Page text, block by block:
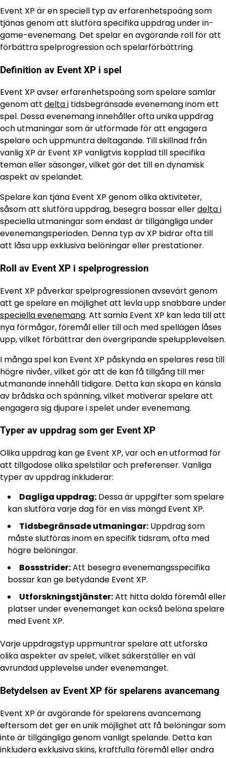
Event XP är en speciell typ av erfarenhetspoäng som
tjänas genom att slutföra specifika uppdrag under in-
game-evenemang. Det spelar en avgörande roll för att
förbättra spelprogression och spelarförbättring.
Definition av Event XP i spel
Event XP avser erfarenhetspoäng som spelare samlar
genom att delta i tidsbegränsade evenemang inom ett
spel. Dessa evenemang innehåller ofta unika uppdrag
och utmaningar som är utformade för att engagera
spelare och uppmuntra deltagande. Till skillnad från
vanlig XP är Event XP vanligtvis kopplad till specifika
teman eller säsonger, vilket gör det till en dynamisk
aspekt av spelandet.
Spelare kan tjäna Event XP genom olika aktiviteter,
såsom att slutföra uppdrag, besegra bossar ellerdelta i
speciella utmaningar som endast är tillgängliga under
evenemangsperioden. Denna typ av XP bidrar ofta till
att låsa upp exklusiva belöningar eller prestationer.
Roll av Event XP i spelprogression
Event XP påverkar spelprogressionen avsevärt genom
att ge spelare en möjlighet att levla upp snabbare under
speciella evenemang. Att samla Event XP kan leda till att
nya förmågor, föremål eller till och med spellägen låses
upp, vilket förbättrar den övergripande spelupplevelsen.
I många spel kan Event XP påskynda en spelares resa till
högre nivåer, vilket gör att de kan få tillgång till mer
utmanande innehåll tidigare. Detta kan skapa en känsla
av brådska och spänning, vilket motiverar spelare att
engagera sig djupare i spelet under evenemang.
Typer av uppdrag som ger Event XP
Olika uppdrag kan ge Event XP, var och en utformad för
att tillgodose olika spelstilar och preferenser. Vanliga
typer av uppdrag inkluderar:
Dagliga uppdrag: Dessa är uppgifter som spelare
kan slutföra varje dag för en viss mängd Event XP.
Tidsbegränsade utmaningar: Uppdrag som
måste slutföras inom en specifik tidsram, ofta med
högre belöningar.
Bossstrider:Att besegra evenemangsspecifika
bossar kan ge betydande Event XP.
Utforskningstjänster:Att hitta dolda föremål eller
platser under evenemanget kan också belöna spelare
med Event XP.
Varje uppdragstyp uppmuntrar spelare att utforska
olika aspekter av spelet, vilket säkerställer en väl
avrundad upplevelse under evenemanget.
Betydelsen av Event XP för spelarens avancemang
Event XP är avgörande för spelarens avancemang
eftersom det ger en unik möjlighet att få belöningar som
inte är tillgängliga genom vanligt spelande. Detta kan
inkludera exklusiva skins, kraftfulla föremål eller andra